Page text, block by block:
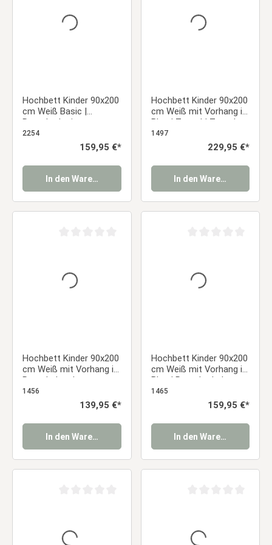
Hochbett Kinder 90x200
cm Weiß Basic |
Rutsche | mit
Lattenrost | ohne
2254
Regulärer Preis:
159,95 €*
In den Warenkorb
Hochbett Kinder 90x200
cm Weiß mit Vorhang in
Blau | Tunnel | Turm |
Rutsche | ohne
Lattenrost | Jungen
1497
Regulärer Preis:
229,95 €*
In den Warenkorb
Hochbett Kinder 90x200
cm Weiß mit Vorhang in
Rosa | ohne Lattenrost
1456
Regulärer Preis:
139,95 €*
In den Warenkorb
Hochbett Kinder 90x200
cm Weiß mit Vorhang in
Blau | Rutsche | ohne
Lattenrost | Jungen
1465
Regulärer Preis:
159,95 €*
In den Warenkorb